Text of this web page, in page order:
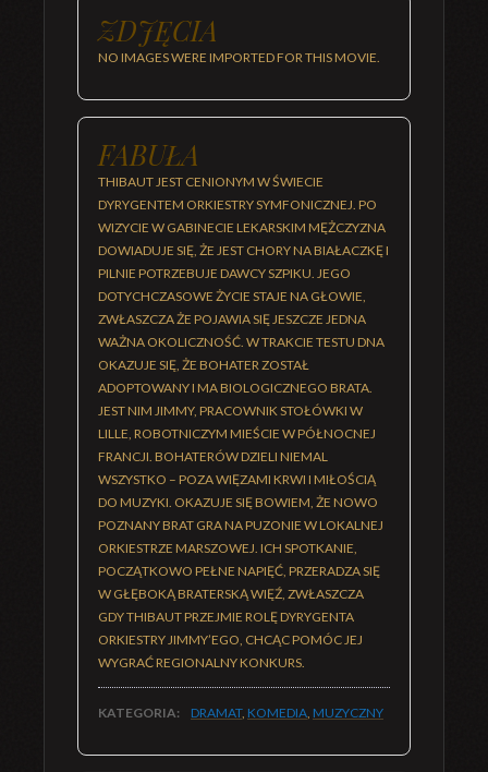
ZDJĘCIA
NO IMAGES WERE IMPORTED FOR THIS MOVIE.
FABUŁA
THIBAUT JEST CENIONYM W ŚWIECIE
DYRYGENTEM ORKIESTRY SYMFONICZNEJ. PO
WIZYCIE W GABINECIE LEKARSKIM MĘŻCZYZNA
DOWIADUJE SIĘ, ŻE JEST CHORY NA BIAŁACZKĘ I
PILNIE POTRZEBUJE DAWCY SZPIKU. JEGO
DOTYCHCZASOWE ŻYCIE STAJE NA GŁOWIE,
ZWŁASZCZA ŻE POJAWIA SIĘ JESZCZE JEDNA
WAŻNA OKOLICZNOŚĆ. W TRAKCIE TESTU DNA
OKAZUJE SIĘ, ŻE BOHATER ZOSTAŁ
ADOPTOWANY I MA BIOLOGICZNEGO BRATA.
JEST NIM JIMMY, PRACOWNIK STOŁÓWKI W
LILLE, ROBOTNICZYM MIEŚCIE W PÓŁNOCNEJ
FRANCJI. BOHATERÓW DZIELI NIEMAL
WSZYSTKO – POZA WIĘZAMI KRWI I MIŁOŚCIĄ
DO MUZYKI. OKAZUJE SIĘ BOWIEM, ŻE NOWO
POZNANY BRAT GRA NA PUZONIE W LOKALNEJ
ORKIESTRZE MARSZOWEJ. ICH SPOTKANIE,
POCZĄTKOWO PEŁNE NAPIĘĆ, PRZERADZA SIĘ
W GŁĘBOKĄ BRATERSKĄ WIĘŹ, ZWŁASZCZA
GDY THIBAUT PRZEJMIE ROLĘ DYRYGENTA
ORKIESTRY JIMMY’EGO, CHCĄC POMÓC JEJ
WYGRAĆ REGIONALNY KONKURS.
KATEGORIA: DRAMAT, KOMEDIA, MUZYCZNY